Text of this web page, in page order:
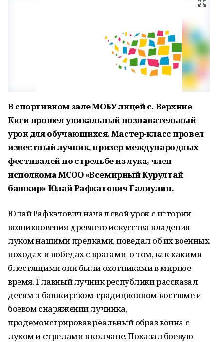
В спортивном зале МОБУ лицей с. Верхние
Киги прошел уникальный познавательный
урок для обучающихся. Мастер-класс провел
известный лучник, призер международных
фестивалей по стрельбе из лука, член
исполкома МСОО «Всемирный Курултай
башкир» Юлай Рафкатович Галиулин.
Юлай Рафкатович начал свой урок с истории
возникновения древнего искусства владения
луком нашими предками, поведал об их военных
походах и победах с врагами, о том, как какими
блестящими они были охотниками в мирное
время. Главный лучник республики рассказал
детям о башкирском традиционном костюме и
боевом снаряжении лучника,
продемонстрировав реальный образ воина с
луком и стрелами в колчане. Показал боевую